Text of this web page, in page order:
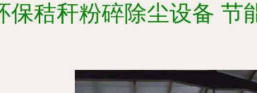
保秸秆粉碎除尘设备 节